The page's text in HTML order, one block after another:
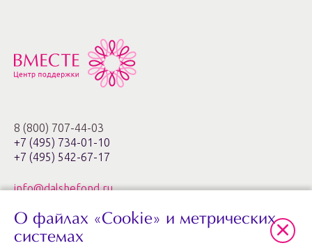
8 (800) 707-44-03
+7 (495) 734-01-10
+7 (495) 542-67-17
info@dalshefond.ru
119285, г. Москва,
ул. Минская, 1г, корп. 3, офис ХХIa,
О файлах «Cookie» и метрических
системах